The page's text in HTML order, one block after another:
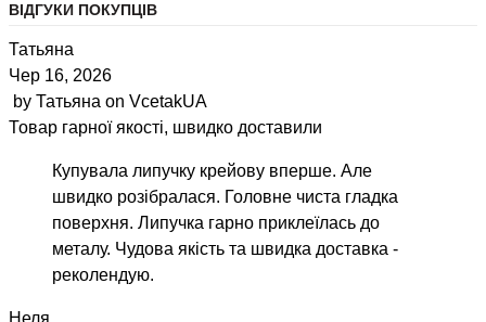
ВІДГУКИ ПОКУПЦІВ
Татьяна
Чер 16, 2026
by Татьяна on VcetakUA
Товар гарної якості, швидко доставили
Купувала липучку крейову вперше. Але
швидко розібралася. Головне чиста гладка
поверхня. Липучка гарно приклеїлась до
металу. Чудова якість та швидка доставка -
реколендую.
Неля